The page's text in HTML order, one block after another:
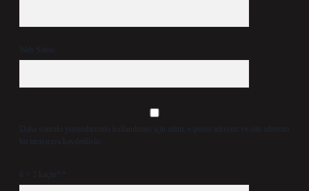
Web Sitesi
Daha sonraki yorumlarımda kullanılması için adım, e-posta adresim ve site adresim
bu tarayıcıya kaydedilsin.
6 + 2 kaçtır? *